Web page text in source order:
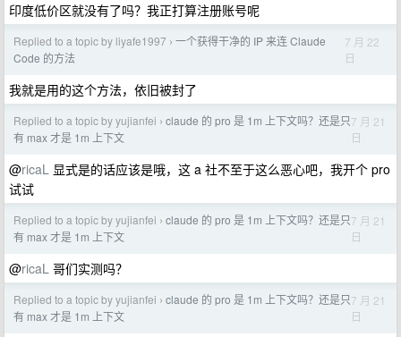
印度低价区就没有了吗？我正打算注册账号呢
Replied to a topic by liyafe1997 › 一个获得干净的 IP 来连 Claude
Code 的方法
7 月 22
日
我就是用的这个方法，依旧被封了
Replied to a topic by yujianfei › claude 的 pro 是 1m 上下文吗？还是只
有 max 才是 1m 上下文
7 月 21
日
@ricaL 显式是的话应该是哦，这 a 社不至于这么恶心吧，我开个 pro
试试
Replied to a topic by yujianfei › claude 的 pro 是 1m 上下文吗？还是只
有 max 才是 1m 上下文
7 月 21
日
@ricaL 哥们实测吗？
Replied to a topic by yujianfei › claude 的 pro 是 1m 上下文吗？还是只
有 max 才是 1m 上下文
7 月 21
日